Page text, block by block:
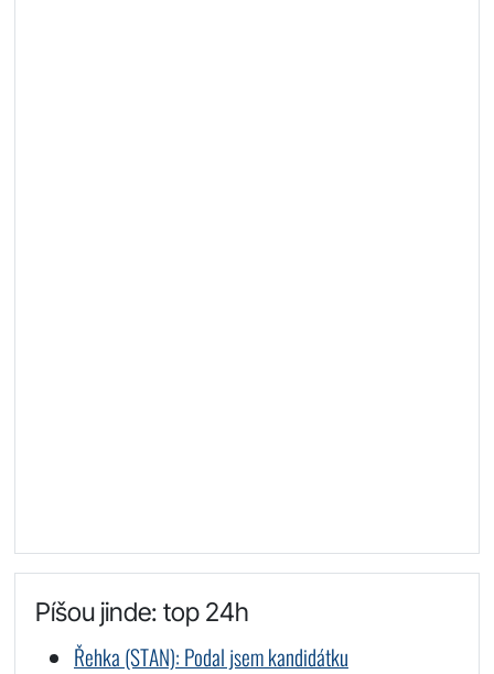
Píšou jinde: top 24h
Řehka (STAN): Podal jsem kandidátku